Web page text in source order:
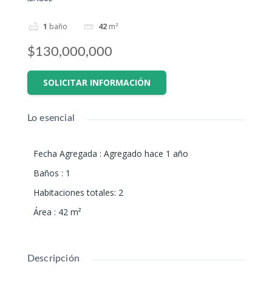
1 baño 42 m²
$130,000,000
SOLICITAR INFORMACIÓN
Lo esencial
Fecha Agregada : Agregado hace 1 año
Baños : 1
Habitaciones totales: 2
Área : 42 m²
Descripción